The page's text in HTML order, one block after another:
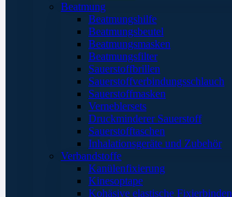
Beatmung
Beatmungshilfe
Beatmungsbeutel
Beatmungsmasken
Beatmungsfilter
Sauerstoffbrillen
Sauerstoffverbindungsschlauch
Sauerstoffmasken
Verneblersets
Druckminderer Sauerstoff
Sauerstofftaschen
Inhalationsgeräte und Zubehör
Verbandstoffe
Kanülenfixierung
Kinesoptape
Kohäsive elastische Fixierbinden